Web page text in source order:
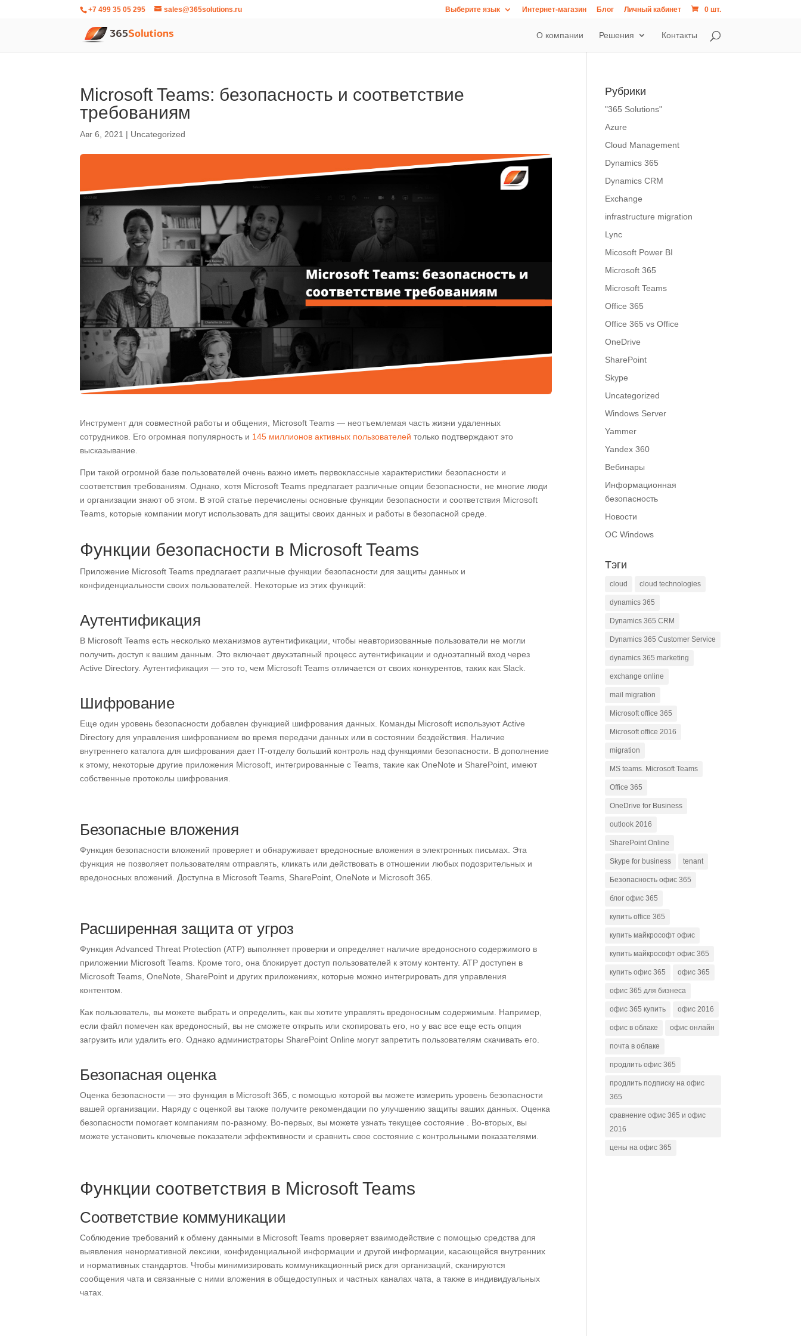
+7 499 35 05 295 sales@365solutions.ru Выберите язык Интернет-магазин Блог Личный кабинет 0 шт.
О компании Решения Контакты
Microsoft Teams: безопасность и соответствие
требованиям
Авг 6, 2021 | Uncategorized
Инструмент для совместной работы и общения, Microsoft Teams — неотъемлемая часть жизни удаленных
сотрудников. Его огромная популярность и 145 миллионов активных пользователей только подтверждают это
высказывание.
При такой огромной базе пользователей очень важно иметь первоклассные характеристики безопасности и
соответствия требованиям. Однако, хотя Microsoft Teams предлагает различные опции безопасности, не многие люди
и организации знают об этом. В этой статье перечислены основные функции безопасности и соответствия Microsoft
Teams, которые компании могут использовать для защиты своих данных и работы в безопасной среде.
Функции безопасности в Microsoft Teams
Приложение Microsoft Teams предлагает различные функции безопасности для защиты данных и
конфиденциальности своих пользователей. Некоторые из этих функций:
Аутентификация
В Microsoft Teams есть несколько механизмов аутентификации, чтобы неавторизованные пользователи не могли
получить доступ к вашим данным. Это включает двухэтапный процесс аутентификации и одноэтапный вход через
Active Directory. Аутентификация — это то, чем Microsoft Teams отличается от своих конкурентов, таких как Slack.
Шифрование
Еще один уровень безопасности добавлен функцией шифрования данных. Команды Microsoft используют Active
Directory для управления шифрованием во время передачи данных или в состоянии бездействия. Наличие
внутреннего каталога для шифрования дает IT-отделу больший контроль над функциями безопасности. В дополнение
к этому, некоторые другие приложения Microsoft, интегрированные с Teams, такие как OneNote и SharePoint, имеют
собственные протоколы шифрования.
Безопасные вложения
Функция безопасности вложений проверяет и обнаруживает вредоносные вложения в электронных письмах. Эта
функция не позволяет пользователям отправлять, кликать или действовать в отношении любых подозрительных и
вредоносных вложений. Доступна в Microsoft Teams, SharePoint, OneNote и Microsoft 365.
Расширенная защита от угроз
Функция Advanced Threat Protection (ATP) выполняет проверки и определяет наличие вредоносного содержимого в
приложении Microsoft Teams. Кроме того, она блокирует доступ пользователей к этому контенту. ATP доступен в
Microsoft Teams, OneNote, SharePoint и других приложениях, которые можно интегрировать для управления
контентом.
Как пользователь, вы можете выбрать и определить, как вы хотите управлять вредоносным содержимым. Например,
если файл помечен как вредоносный, вы не сможете открыть или скопировать его, но у вас все еще есть опция
загрузить или удалить его. Однако администраторы SharePoint Online могут запретить пользователям скачивать его.
Безопасная оценка
Оценка безопасности — это функция в Microsoft 365, с помощью которой вы можете измерить уровень безопасности
вашей организации. Наряду с оценкой вы также получите рекомендации по улучшению защиты ваших данных. Оценка
безопасности помогает компаниям по-разному. Во-первых, вы можете узнать текущее состояние . Во-вторых, вы
можете установить ключевые показатели эффективности и сравнить свое состояние с контрольными показателями.
Функции соответствия в Microsoft Teams
Соответствие коммуникации
Соблюдение требований к обмену данными в Microsoft Teams проверяет взаимодействие с помощью средства для
выявления ненормативной лексики, конфиденциальной информации и другой информации, касающейся внутренних
и нормативных стандартов. Чтобы минимизировать коммуникационный риск для организаций, сканируются
сообщения чата и связанные с ними вложения в общедоступных и частных каналах чата, а также в индивидуальных
чатах.
Рубрики
"365 Solutions"
Azure
Cloud Management
Dynamics 365
Dynamics CRM
Exchange
infrastructure migration
Lync
Micosoft Power BI
Microsoft 365
Microsoft Teams
Office 365
Office 365 vs Office
OneDrive
SharePoint
Skype
Uncategorized
Windows Server
Yammer
Yandex 360
Вебинары
Информационная
безопасность
Новости
ОС Windows
Тэги
cloud cloud technologies
dynamics 365
Dynamics 365 CRM
Dynamics 365 Customer Service
dynamics 365 marketing
exchange online
mail migration
Microsoft office 365
Microsoft office 2016
migration
MS teams. Microsoft Teams
Office 365
OneDrive for Business
outlook 2016
SharePoint Online
Skype for business tenant
Безопасность офис 365
блог офис 365
купить office 365
купить майкрософт офис
купить майкрософт офис 365
купить офис 365 офис 365
офис 365 для бизнеса
офис 365 купить офис 2016
офис в облаке офис онлайн
почта в облаке
продлить офис 365
продлить подписку на офис
365
сравнение офис 365 и офис
2016
цены на офис 365